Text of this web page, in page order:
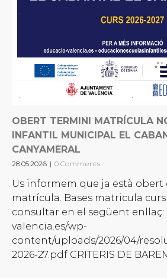
OBERT TERMINI MATRÍCULA
INFANTIL MUNICIPAL EL
CANYAMERAL
28.05.2026 | 0 Comments
Us informem que ja està
matrícula. Bases matricula curs
consultar en el següent
valencia.es/wp-
content/uploads/2026/04/
2026-27.pdf CRITERIS DE